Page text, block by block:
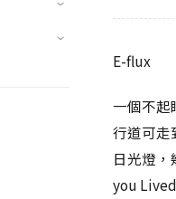
E-flux
一個不起
行道可走
日光燈
you